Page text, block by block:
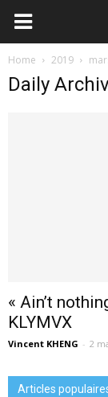
Home 2019
Daily
« Ain’t
KLYMVX
Vincent KHENG - 2
Articles